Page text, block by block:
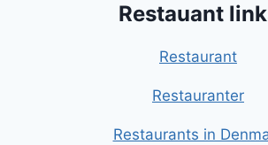
Restauant
Restaurant
Restauranter
Restaurants in